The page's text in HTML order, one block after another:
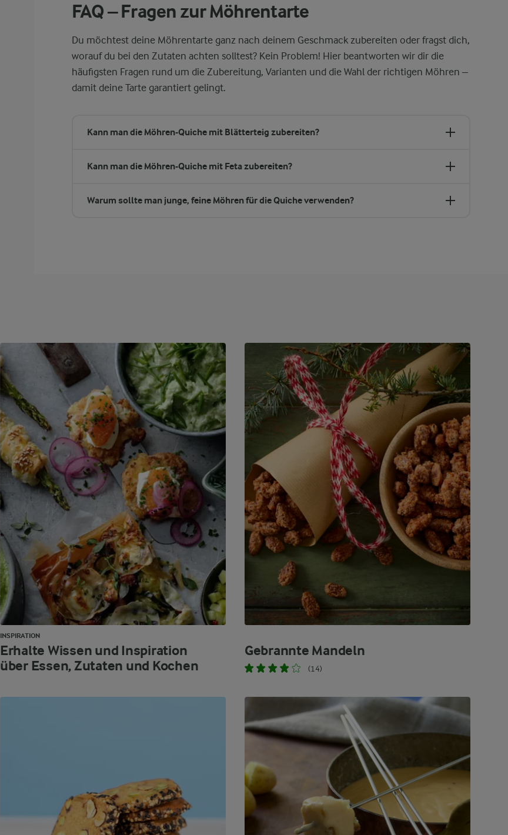
FAQ – Fragen zur Möhrentarte
Du möchtest deine Möhrentarte ganz nach deinem Geschmack zubereiten oder fragst dich,
worauf du bei den Zutaten achten solltest? Kein Problem! Hier beantworten wir dir die
häufigsten Fragen rund um die Zubereitung, Varianten und die Wahl der richtigen Möhren –
damit deine Tarte garantiert gelingt.
Kann man die Möhren-Quiche mit Blätterteig zubereiten?
Kann man die Möhren-Quiche mit Feta zubereiten?
Warum sollte man junge, feine Möhren für die Quiche verwenden?
INSPIRATION
Erhalte Wissen und Inspiration
über Essen, Zutaten und Kochen
Gebrannte Mandeln
(14)